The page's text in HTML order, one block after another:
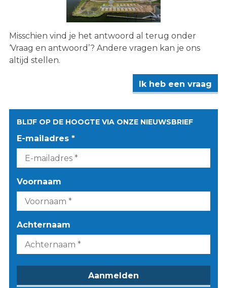
Misschien vind je het antwoord al terug onder
‘Vraag en antwoord’? Andere vragen kan je ons
altijd stellen.
Ik heb een vraag
BLIJF OP DE HOOGTE VIA ONZE NIEUWSBRIEF
E-mailadres *
Voornaam
Achternaam